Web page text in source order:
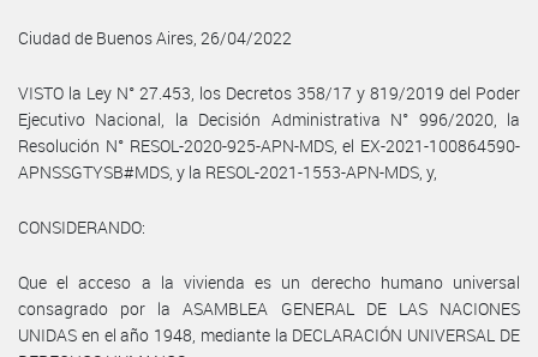
Ciudad de Buenos Aires, 26/04/2022
VISTO la Ley N° 27.453, los Decretos 358/17 y 819/2019 del Poder
Ejecutivo Nacional, la Decisión Administrativa N° 996/2020, la
Resolución N° RESOL-2020-925-APN-MDS, el EX-2021-100864590-
APNSSGTYSB#MDS, y la RESOL-2021-1553-APN-MDS, y,
CONSIDERANDO:
Que el acceso a la vivienda es un derecho humano universal
consagrado por la ASAMBLEA GENERAL DE LAS NACIONES
UNIDAS en el año 1948, mediante la DECLARACIÓN UNIVERSAL DE